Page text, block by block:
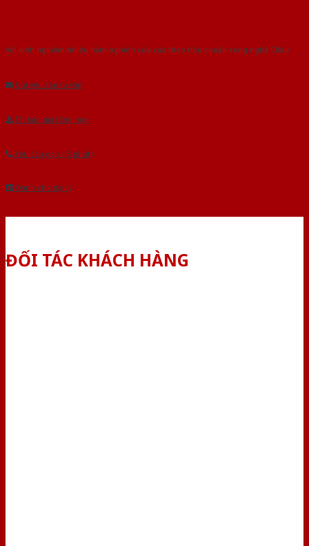
Với kinh nghiệm nhiêu năm nghiên cứu cửa theo tiêu chuẩn công nghệ Châu
Gửi yêu cầu tư vấn
Tải báo giá tổng hợp
Yêu cầu gọi lại (3 phút)
Dành cho đại lý
ĐỐI TÁC KHÁCH HÀNG